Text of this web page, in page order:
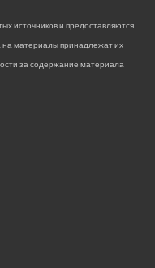
источников и предоставляются
на материалы принадлежат их
за содержание материала